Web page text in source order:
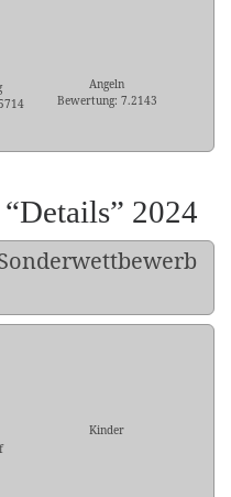
Angeln
Bewertung: 7.2143
2024
Kinder